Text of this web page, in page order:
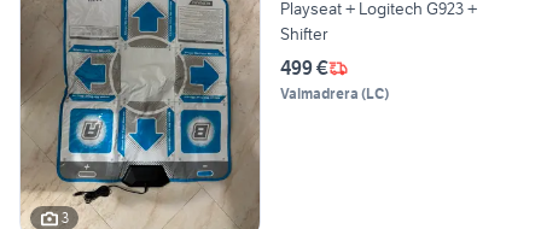
3
Playseat + Logitech G923 +
Shifter
499 €
Valmadrera (LC)